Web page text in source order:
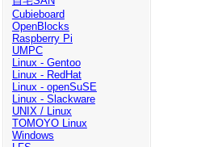
Cubieboard
OpenBlocks
Raspberry Pi
UMPC
Linux - Gentoo
Linux - RedHat
Linux - openSuSE
Linux - Slackware
UNIX / Linux
TOMOYO Linux
Windows